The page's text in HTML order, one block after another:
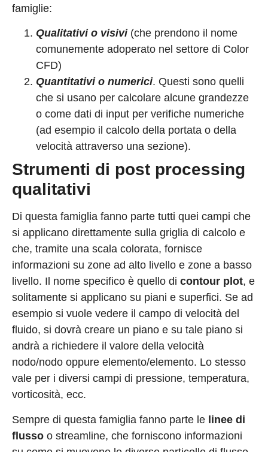
famiglie:
Qualitativi o visivi(che prendono il nome
comunemente adoperato nel settore di Color
CFD)
Quantitativi o numerici. Questi sono quelli
che si usano per calcolare alcune grandezze
o come dati di input per verifiche numeriche
(ad esempio il calcolo della portata o della
velocità attraverso una sezione).
Strumenti di post processing
qualitativi
Di questa famiglia fanno parte tutti quei campi che
si applicano direttamente sulla griglia di calcolo e
che, tramite una scala colorata, fornisce
informazioni su zone ad alto livello e zone a basso
livello. Il nome specifico è quello di contour plot, e
solitamente si applicano su piani e superfici. Se ad
esempio si vuole vedere il campo di velocità del
fluido, si dovrà creare un piano e su tale piano si
andrà a richiedere il valore della velocità
nodo/nodo oppure elemento/elemento. Lo stesso
vale per i diversi campi di pressione, temperatura,
vorticosità, ecc.
Sempre di questa famiglia fanno parte le linee di
flusso o streamline, che forniscono informazioni